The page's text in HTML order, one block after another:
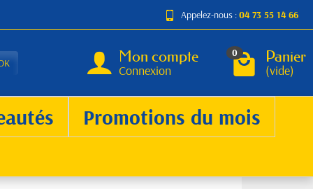
Appelez-nous :04 73 55 14 66
Mon compte
Connexion
0 Panier
(vide)
Promotions du mois